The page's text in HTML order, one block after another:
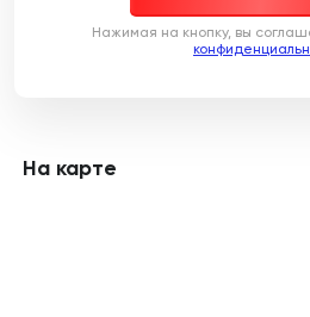
Нажимая на кнопку, вы
На карте